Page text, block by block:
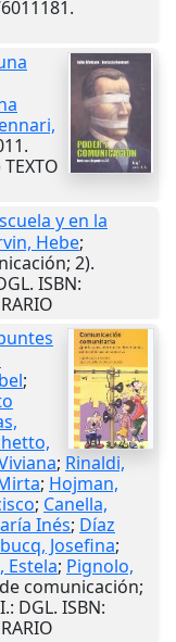
.
y en la
Hebe;
2).
ISBN:
;
; Rinaldi,
; Hojman,
; Canella,
Inés; Díaz
Josefina;
Estela; Pignolo,
comunicación;
: DGL. ISBN: